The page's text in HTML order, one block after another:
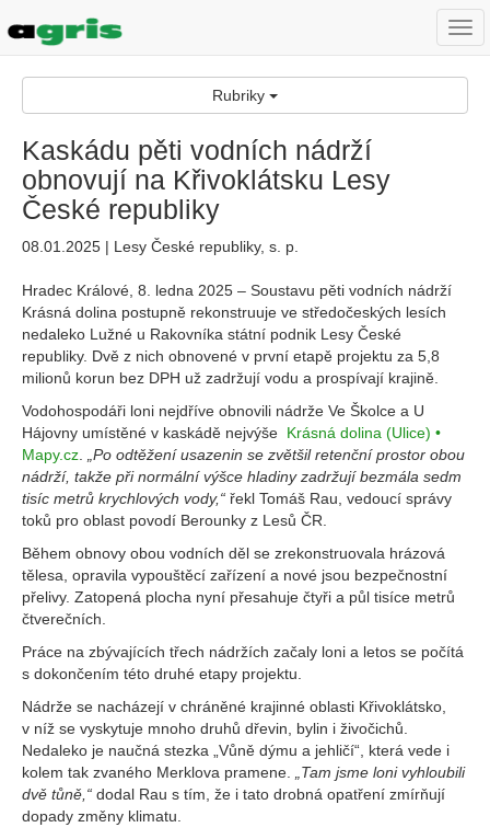
Rubriky
Kaskádu pěti vodních nádrží
obnovují na Křivoklátsku Lesy
České republiky
08.01.2025 | Lesy České republiky, s. p.
Hradec Králové, 8. ledna 2025 – Soustavu pěti vodních nádrží
Krásná dolina postupně rekonstruuje ve středočeských lesích
nedaleko Lužné u Rakovníka státní podnik Lesy České
republiky. Dvě z nich obnovené v první etapě projektu za 5,8
milionů korun bez DPH už zadržují vodu a prospívají krajině.
Vodohospodáři loni nejdříve obnovili nádrže Ve Školce a U
Hájovny umístěné v kaskádě nejvýše Krásná dolina (Ulice) •
Mapy.cz
„Po odtěžení usazenin se zvětšil retenční prostor obou
nádrží, takže při normální výšce hladiny zadržují bezmála sedm
tisíc metrů krychlových vody,“ řekl Tomáš Rau, vedoucí správy
toků pro oblast povodí Berounky z Lesů ČR.
Během obnovy obou vodních děl se zrekonstruovala hrázová
tělesa, opravila vypouštěcí zařízení a nové jsou bezpečnostní
přelivy. Zatopená plocha nyní přesahuje čtyři a půl tisíce metrů
čtverečních.
Práce na zbývajících třech nádržích začaly loni a letos se počítá
s dokončením této druhé etapy projektu.
Nádrže se nacházejí v chráněné krajinné oblasti Křivoklátsko,
v níž se vyskytuje mnoho druhů dřevin, bylin i živočichů.
Nedaleko je naučná stezka „Vůně dýmu a jehličí“, která vede i
kolem tak zvaného Merklova pramene.
„Tam jsme loni vyhloubili
dvě tůně,“ dodal Rau s tím, že i tato drobná opatření zmírňují
dopady změny klimatu.